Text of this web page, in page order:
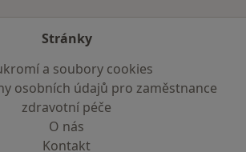
Stránky
a soubory cookies
osobních údajů pro zaměstnance
zdravotní péče
O nás
Kontakt